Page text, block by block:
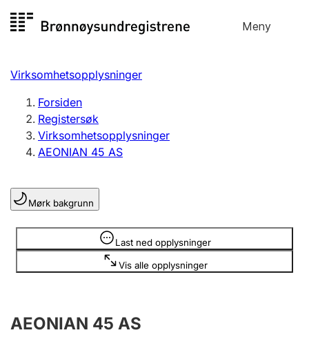
til
Meny
Registersøk
Aksjeselskap
Enkeltpersonforetak
Registrere, endre, slette
Lag og forening
Registrere, endre, slette
Årsregnskap
Virksomhetsopplysninger
Forsiden
Registersøk
Virksomhetsopplysninger
AEONIAN 45 AS
Mørk bakgrunn
Last ned opplysninger
Vis alle opplysninger
Opplysninger er skjult
AEONIAN 45 AS